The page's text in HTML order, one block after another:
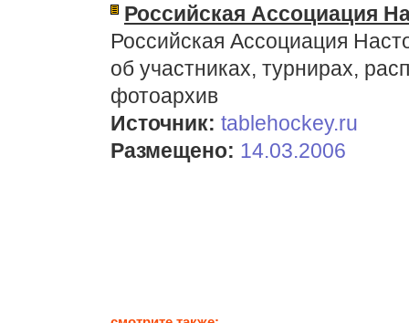
Российская Ассоциация
Российская Ассоциация
об участниках, турнирах,
фотоархив
Источник: tablehockey.ru
Размещено: 14.03.2006